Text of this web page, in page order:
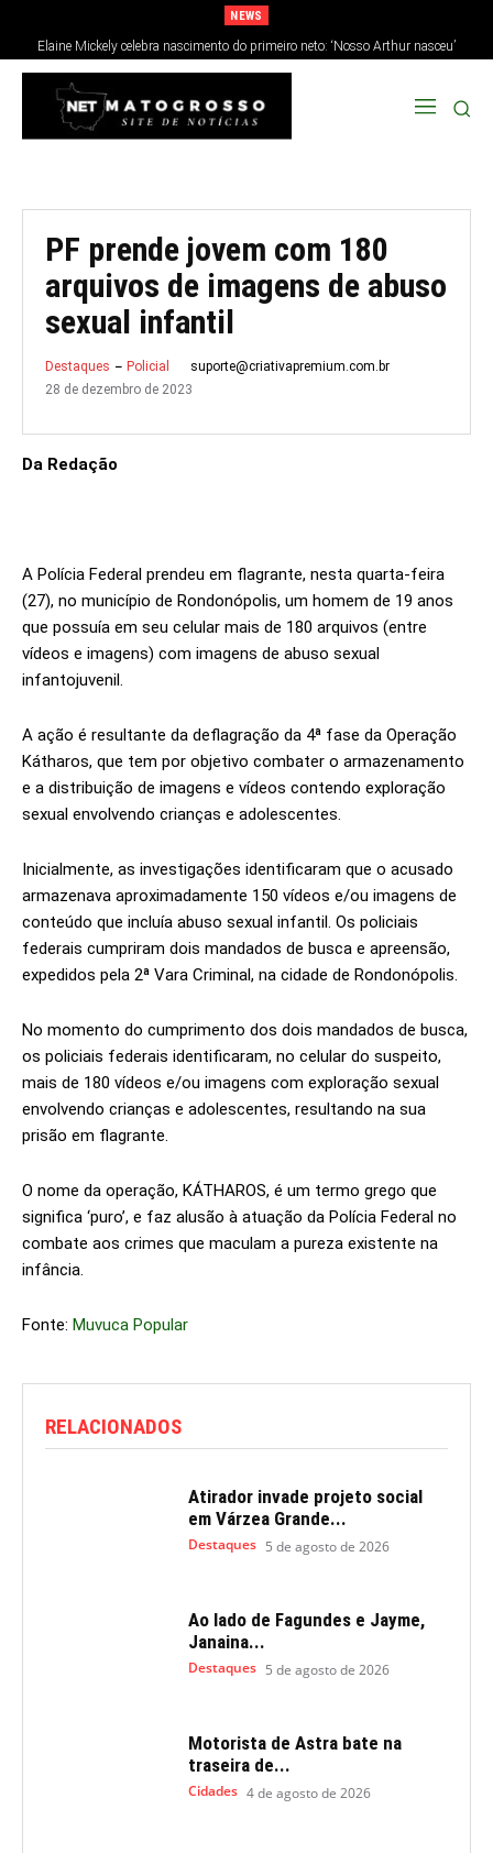
NEWS
Elaine Mickely celebra nascimento do primeiro neto: ‘Nosso Arthur nasceu’
PF prende jovem com 180
arquivos de imagens de abuso
sexual infantil
Destaques Policial
suporte@criativapremium.com.br
28 de dezembro de 2023
Da Redação
A Polícia Federal prendeu em flagrante, nesta quarta-feira
(27), no município de Rondonópolis, um homem de 19 anos
que possuía em seu celular mais de 180 arquivos (entre
vídeos e imagens) com imagens de abuso sexual
infantojuvenil.
A ação é resultante da deflagração da 4ª fase da Operação
Kátharos, que tem por objetivo combater o armazenamento
e a distribuição de imagens e vídeos contendo exploração
sexual envolvendo crianças e adolescentes.
Inicialmente, as investigações identificaram que o acusado
armazenava aproximadamente 150 vídeos e/ou imagens de
conteúdo que incluía abuso sexual infantil. Os policiais
federais cumpriram dois mandados de busca e apreensão,
expedidos pela 2ª Vara Criminal, na cidade de Rondonópolis.
No momento do cumprimento dos dois mandados de busca,
os policiais federais identificaram, no celular do suspeito,
mais de 180 vídeos e/ou imagens com exploração sexual
envolvendo crianças e adolescentes, resultando na sua
prisão em flagrante.
O nome da operação, KÁTHAROS, é um termo grego que
significa ‘puro’, e faz alusão à atuação da Polícia Federal no
combate aos crimes que maculam a pureza existente na
infância.
Fonte: Muvuca Popular
RELACIONADOS
Atirador invade projeto social
em Várzea Grande...
Destaques 5 de agosto de 2026
Ao lado de Fagundes e Jayme,
Janaina...
Destaques 5 de agosto de 2026
Motorista de Astra bate na
traseira de...
Cidades 4 de agosto de 2026